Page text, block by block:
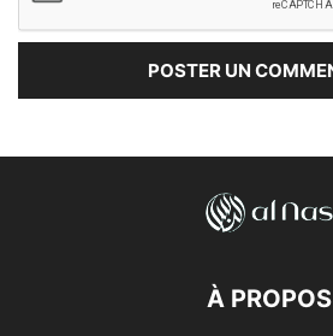
À PROPOS